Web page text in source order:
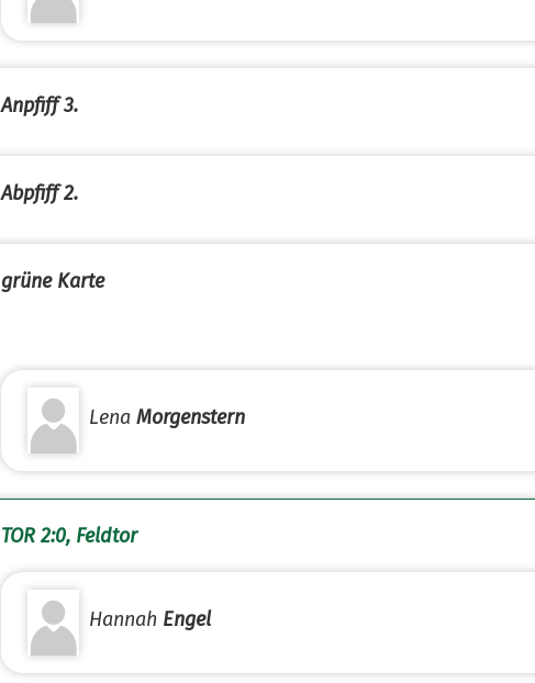
Anpfiff 3.
Abpfiff 2.
grüne Karte
Lena Morgenstern
TOR 2:0, Feldtor
Hannah Engel